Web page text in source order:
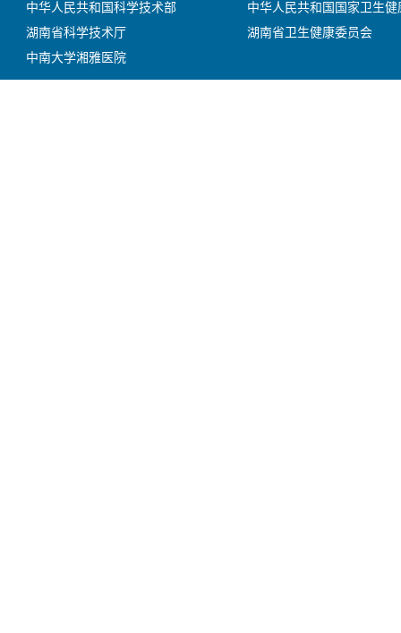
中华人民共和国科学技术部
中华人民共和国国家卫生健
湖南省科学技术厅
湖南省卫生健康委员会
中南大学湘雅医院